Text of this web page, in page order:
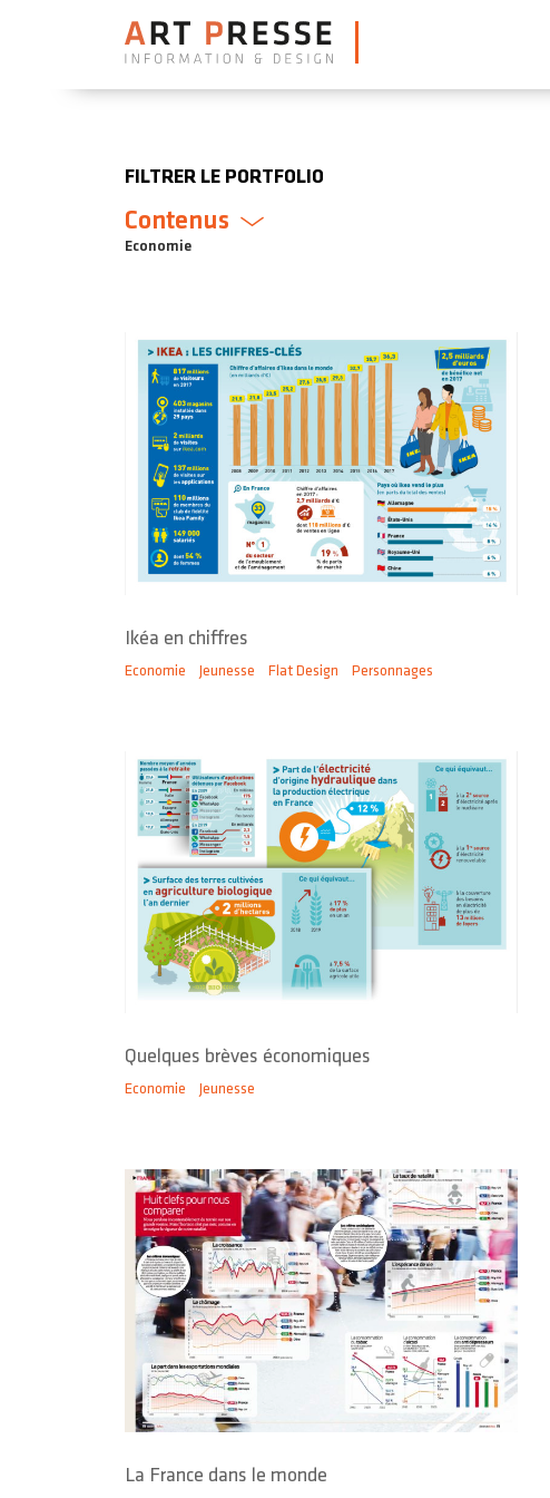
FILTRER LE PORTFOLIO
Contenus
Economie
Ikéa en chiffres
Economie Jeunesse Flat Design Personnages
Quelques brèves économiques
Economie Jeunesse
La France dans le monde